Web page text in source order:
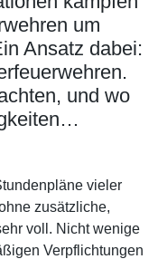
um
Ansatz dabei:
und wo
vieler
zusätzliche,
voll. Nicht wenige
Verpflichtungen